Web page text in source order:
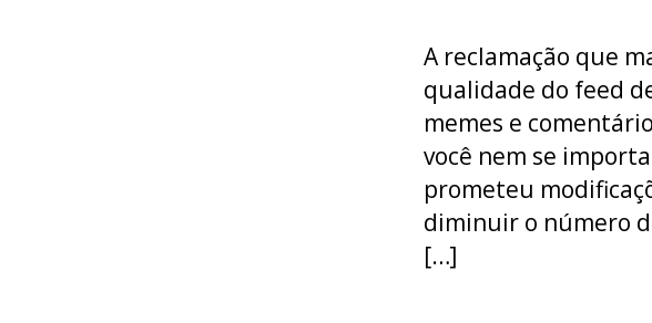
A reclamação que
qualidade do feed
memes e
você nem se
prometeu
diminuir o número
[…]